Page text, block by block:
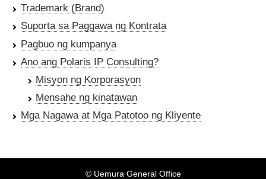
Trademark (Brand)
Suporta sa Paggawa ng Kontrata
Pagbuo ng kumpanya
Ano ang Polaris IP Consulting?
Misyon ng Korporasyon
Mensahe ng kinatawan
Mga Nagawa at Mga Patotoo ng Kliyente
© Uemura General Office